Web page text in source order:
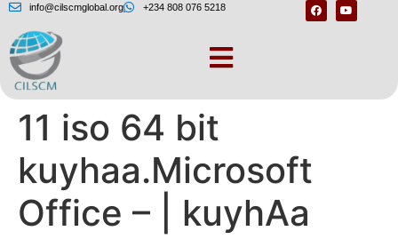
info@cilscmglobal.org +234 808 076 5218
Download windows
11 iso 64 bit
kuyhaa.Microsoft
Office – | kuyhAa